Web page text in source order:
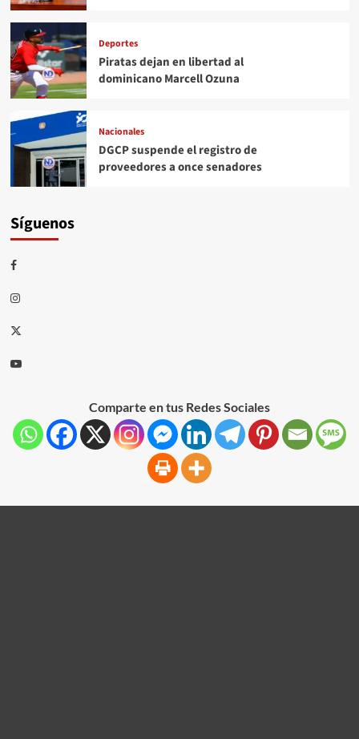
Deportes
Piratas dejan en libertad al
dominicano Marcell Ozuna
Nacionales
DGCP suspende el registro de
proveedores a once senadores
Síguenos
Comparte en tus Redes Sociales